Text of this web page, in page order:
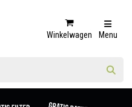
Winkelwagen Menu